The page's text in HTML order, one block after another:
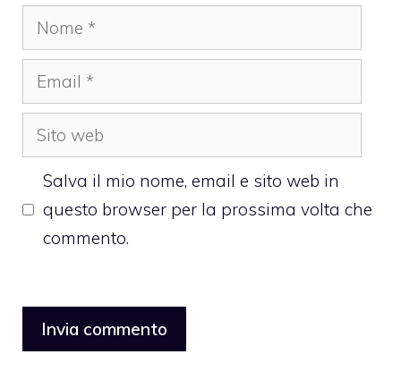
Nome
Email
Sito
web
Salva il mio nome, email e sito web in
questo browser per la prossima volta che
commento.